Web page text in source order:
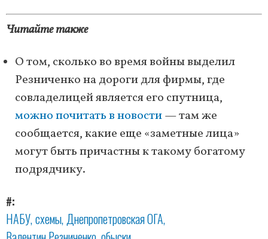
Читайте также
О том, сколько во время войны выделил
Резниченко на дороги для фирмы, где
совладелицей является его спутница,
можно почитать в новости— там же
сообщается, какие еще «заметные лица»
могут быть причастны к такому богатому
подрядчику.
#
НАБУ схемы Днепропетровская ОГА